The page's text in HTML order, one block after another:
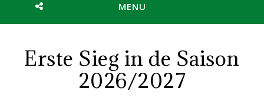
MENU
Erste Sieg in de Saison
2026/2027